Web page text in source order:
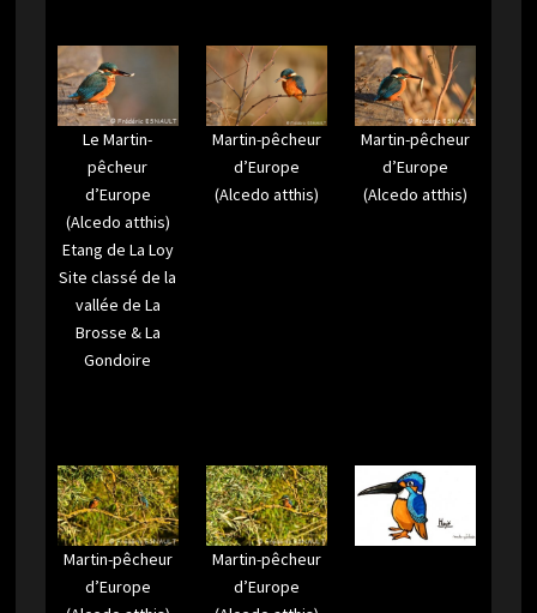
Le Martin-
pêcheur
d’Europe
(Alcedo atthis)
Etang de La Loy
Site classé de la
vallée de La
Brosse & La
Gondoire
Martin-pêcheur
d’Europe
(Alcedo atthis)
Martin-pêcheur
d’Europe
(Alcedo atthis)
Martin-pêcheur
d’Europe
Martin-pêcheur
d’Europe